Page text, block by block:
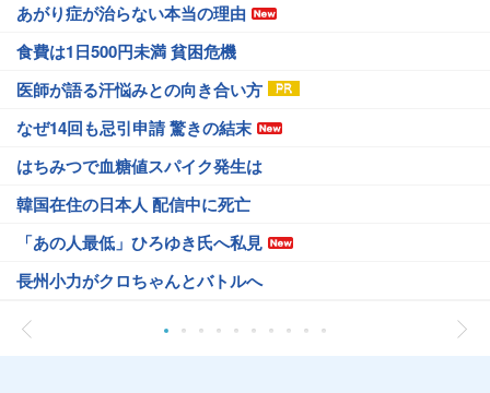
あがり症が治らない本当の理由
食費は1日500円未満 貧困危機
医師が語る汗悩みとの向き合い方
なぜ14回も忌引申請 驚きの結末
はちみつで血糖値スパイク発生は
韓国在住の日本人 配信中に死亡
「あの人最低」ひろゆき氏へ私見
長州小力がクロちゃんとバトルへ